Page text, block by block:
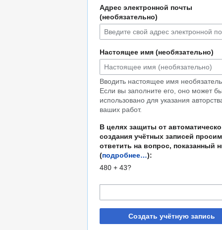
Адрес электронной почты
(необязательно)
Настоящее имя (необязательно)
Вводить настоящее имя
Если вы заполните его, оно может
использовано для указания
ваших работ.
В целях защиты от
создания учётных записей
ответить на вопрос, показанный
(подробнее…):
480 + 43?
Создать учётную запись